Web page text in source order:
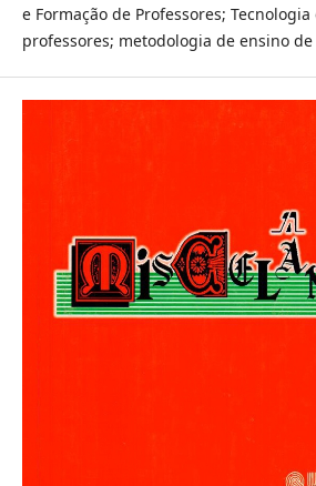
e Formação de Professores;
professores; metodologia de ensino